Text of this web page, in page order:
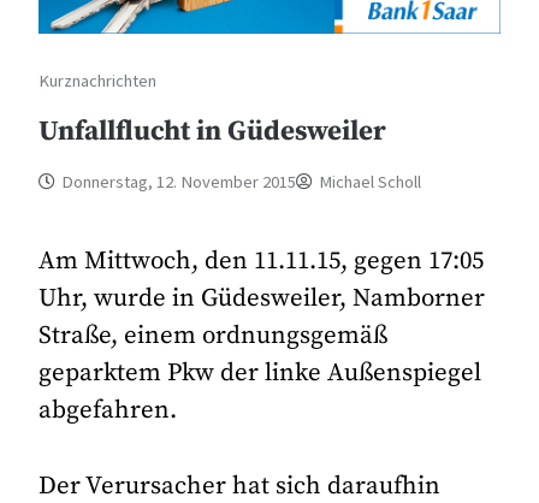
Kurznachrichten
Unfallflucht in Güdesweiler
Donnerstag, 12. November 2015 Michael Scholl
Am Mittwoch, den 11.11.15, gegen 17:05
Uhr, wurde in Güdesweiler, Namborner
Straße, einem ordnungsgemäß
geparktem Pkw der linke Außenspiegel
abgefahren.
Der Verursacher hat sich daraufhin